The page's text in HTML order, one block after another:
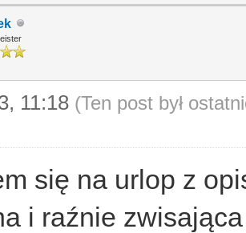
11:18 (Ten post był
się na urlop z
i raźnie